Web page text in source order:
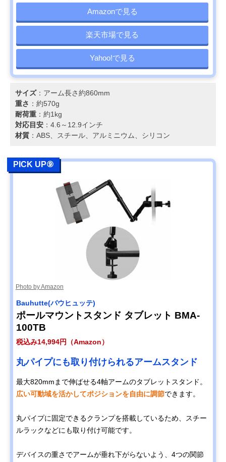
Amazonで見る
楽天市場で見る
Yahoo!で見る
サイズ：アーム長さ約860mm
重さ ：約570g
耐荷重 ：約1kg
対応目安 ：4.6～12.9インチ
材質 ：ABS、スチール、アルミニウム、シリコン
PICK UP⑨
Photo by Amazon
Bauhutte(バウヒュッテ)
ポールマウントスタンド タブレット BMA-
100TB
税込み14,994円（Amazon）
丸パイプにも取り付けられるアームスタンド
最大820mmまで伸ばせる4軸アームのタブレットスタンド。
広い可動域を活かしてポジションを自由に調節できます。
丸パイプに固定できるクランプを搭載しているため、スチー
ルラックなどにも取り付け可能です。
デバイスの重さでアームが垂れ下がらないよう、4つの関節